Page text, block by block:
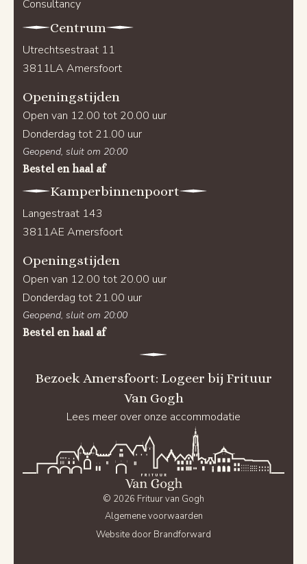
Consultancy
Centrum
Utrechtsestraat 11
3811LA Amersfoort
Openingstijden
Open van 12.00 tot 20.00 uur
Donderdag tot 21.00 uur
Geopend, sluit om 20:00
Bestel en haal af
Kamperbinnenpoort
Langestraat 143
3811AE Amersfoort
Openingstijden
Open van 12.00 tot 20.00 uur
Donderdag tot 21.00 uur
Geopend, sluit om 20:00
Bestel en haal af
Bezoek Amersfoort: Logeer bij Frituur
Van Gogh
Lees meer over onze accommodatie
© 2026 Frituur van Gogh
Algemene voorwaarden
Website door Brandforward